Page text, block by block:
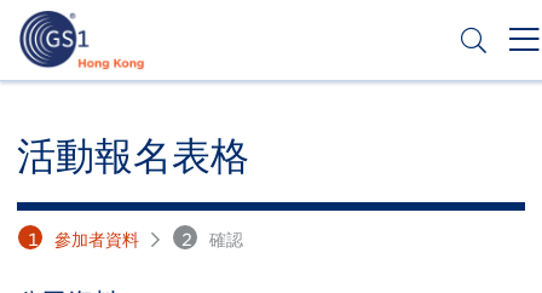
內
Top
Second
Menu
活動報名表格
1 參加者資料 2 確認